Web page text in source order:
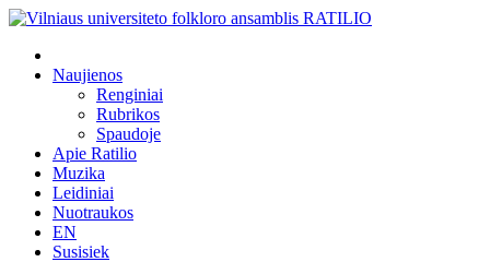
Naujienos
Renginiai
Rubrikos
Spaudoje
Apie Ratilio
Muzika
Leidiniai
Nuotraukos
EN
Susisiek